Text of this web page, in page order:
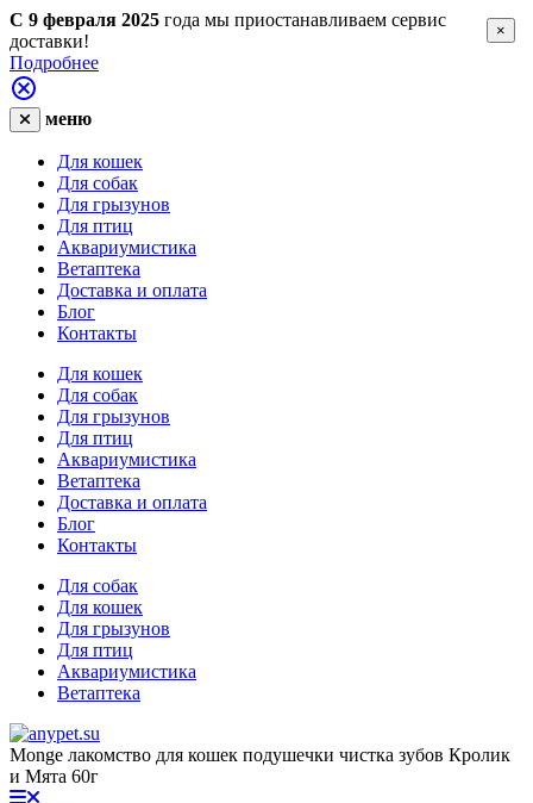
С 9 февраля 2025 года мы приостанавливаем сервис
доставки!
Подробнее
меню
Для кошек
Для собак
Для грызунов
Для птиц
Аквариумистика
Ветаптека
Доставка и оплата
Блог
Контакты
Для кошек
Для собак
Для грызунов
Для птиц
Аквариумистика
Ветаптека
Доставка и оплата
Блог
Контакты
Для собак
Для кошек
Для грызунов
Для птиц
Аквариумистика
Ветаптека
Monge лакомство для кошек подушечки чистка зубов Кролик
и Мята 60г
×